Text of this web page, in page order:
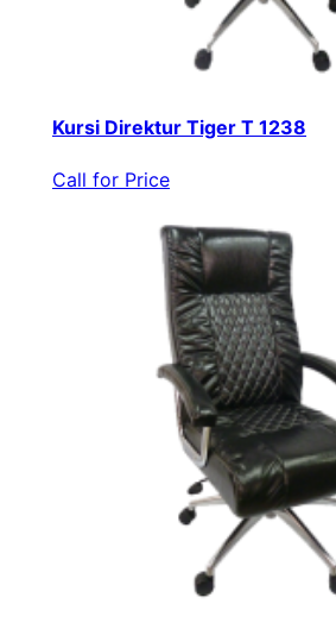
Kursi Direktur Tiger T 1238
Call for Price